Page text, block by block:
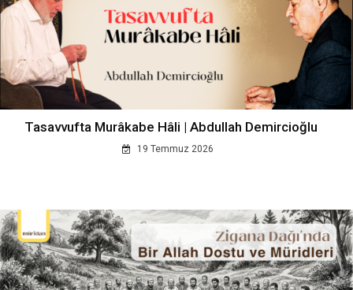
Tasavvufta Murâkabe Hâli | Abdullah Demircioğlu
19 Temmuz 2026